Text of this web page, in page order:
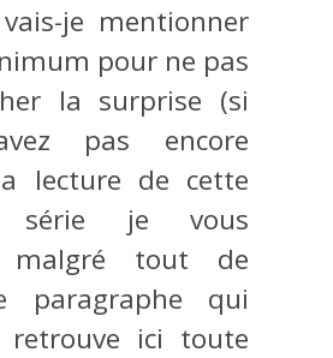
je mentionner
pour ne pas
la surprise (si
pas encore
lecture de cette
série je vous
malgré tout de
paragraphe qui
retrouve ici toute